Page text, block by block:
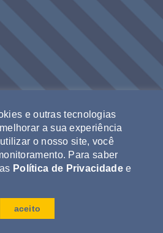
de privacidade
e outras tecnologias
a sua experiência
o nosso site, você
Para saber
Política de Privacidadee
aceito